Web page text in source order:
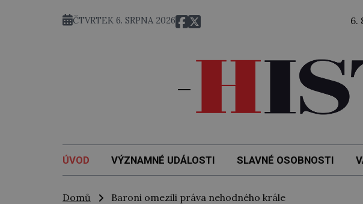
ČTVRTEK 6. SRPNA 2026 6. 8. 1926:
ÚVOD VÝZNAMNÉ UDÁLOSTI SLAVNÉ OSOBNOSTI
Domů Baroni omezili práva nehodného krále